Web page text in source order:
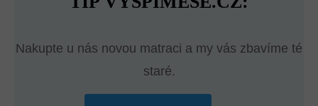
Nakupte u nás novou matraci a my vás zbavíme té
staré.